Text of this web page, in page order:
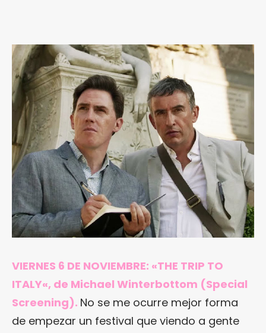
VIERNES 6 DE NOVIEMBRE: «THE TRIP TO
ITALY«, de Michael Winterbottom (Special
Screening). No se me ocurre mejor forma
de empezar un festival que viendo a gente